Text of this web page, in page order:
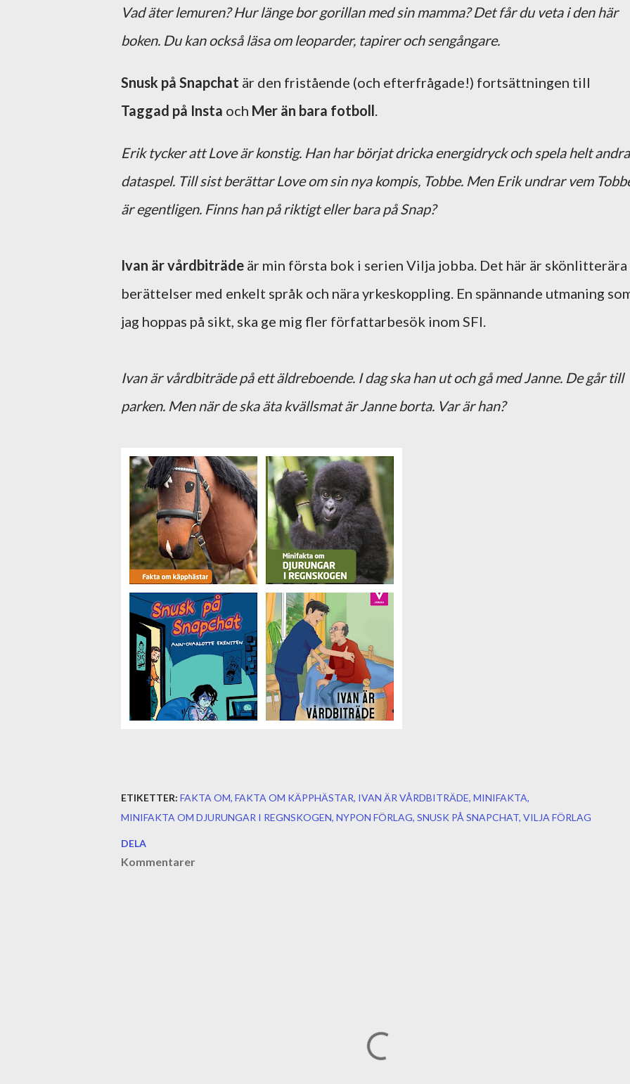
Vad äter lemuren? Hur länge bor gorillan med sin mamma? Det får du veta i den här
boken. Du kan också läsa om leoparder, tapirer och sengångare.
Snusk på Snapchat är den fristående (och efterfrågade!) fortsättningen till
Taggad på Insta och Mer än bara fotboll.
Erik tycker att Love är konstig. Han har börjat dricka energidryck och spela helt andra
dataspel. Till sist berättar Love om sin nya kompis, Tobbe. Men Erik undrar vem
är egentligen. Finns han på riktigt eller bara på Snap?
Ivan är vårdbiträde är min första bok i serien Vilja jobba. Det här är skönlitterära
berättelser med enkelt språk och nära yrkeskoppling. En spännande utmaning
jag hoppas på sikt, ska ge mig fler författarbesök inom SFI.
Ivan är vårdbiträde på ett äldreboende. I dag ska han ut och gå med Janne. De går till
parken. Men när de ska äta kvällsmat är Janne borta. Var är han?
ETIKETTER: FAKTA OM FAKTA OM KÄPPHÄSTAR IVAN ÄR VÅRDBITRÄDE MINIFAKTA
MINIFAKTA OM DJURUNGAR I REGNSKOGEN NYPON FÖRLAG SNUSK PÅ SNAPCHAT VILJA FÖRLAG
DELA
Kommentarer